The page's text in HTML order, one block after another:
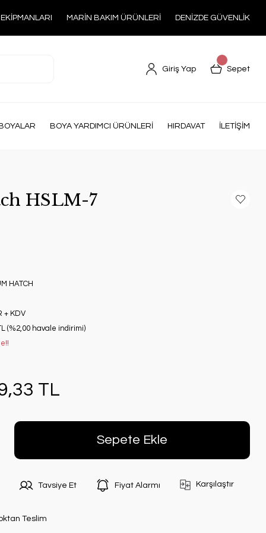
MARİN BAKIM ÜRÜNLERİ DENİZDE GÜVENLİK
Giriş Yap Sepet
BOYA YARDIMCI ÜRÜNLERİ HIRDAVAT İLETİŞİM
HSLM-7
HATCH
+ KDV
(%2,00 havale indirimi)
TL
Sepete Ekle
Tavsiye Et Fiyat Alarmı Karşılaştır
Teslim